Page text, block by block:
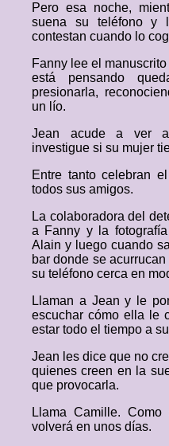
Pero esa noche,
suena su teléfono y
contestan cuando lo
Fanny lee el
está pensando
presionarla,
un lío.
Jean acude a ver
investigue si su mujer
Entre tanto celebran
todos sus amigos.
La colaboradora del
a Fanny y la
Alain y luego cuando
bar donde se
su teléfono cerca en
Llaman a Jean y le
escuchar cómo ella le
estar todo el tiempo a
Jean les dice que no
quienes creen en la
que provocarla.
Llama Camille.
volverá en unos días.